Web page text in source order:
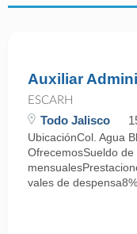
Auxiliar
ESCARH
Todo Jalisco
UbicaciónCol. Agua
OfrecemosSueldo
vales de despensa8%